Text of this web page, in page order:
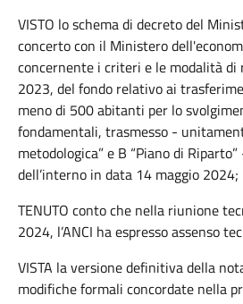
VISTO lo schema di decreto del
concerto con il Ministero
concernente i criteri e le modalità
2023, del fondo relativo ai
meno di 500 abitanti per lo
fondamentali, trasmesso -
metodologica” e B “Piano di
dell’interno in data 14 maggio 2024;
TENUTO conto che nella riunione
2024, l’ANCI ha espresso assenso
VISTA la versione definitiva della
modifiche formali concordate nella